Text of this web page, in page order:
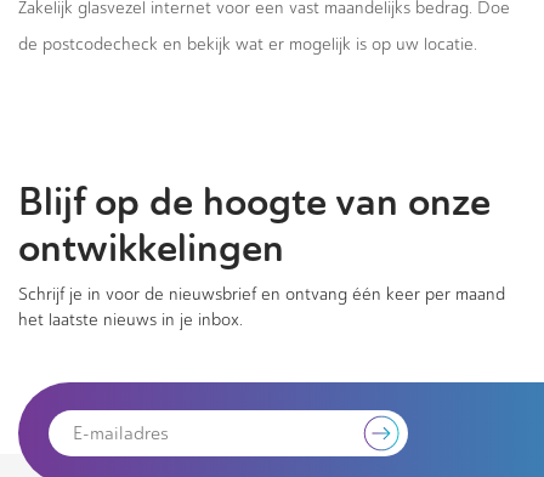
Zakelijk glasvezel internet voor een vast maandelijks bedrag. Doe
de postcodecheck en bekijk wat er mogelijk is op uw locatie.
Blijf op de hoogte van onze
ontwikkelingen
Schrijf je in voor de nieuwsbrief en ontvang één keer per maand
het laatste nieuws in je inbox.